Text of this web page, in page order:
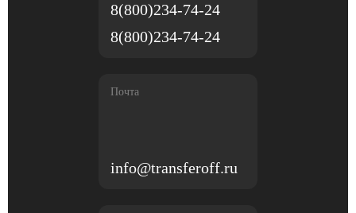
8(800)234-74-24
8(800)234-74-24
Почта
info@transferoff.ru